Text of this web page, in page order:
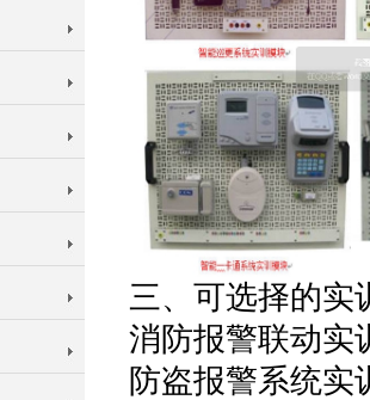
三、可选择的实
消防报警联动实
防盗报警系统实